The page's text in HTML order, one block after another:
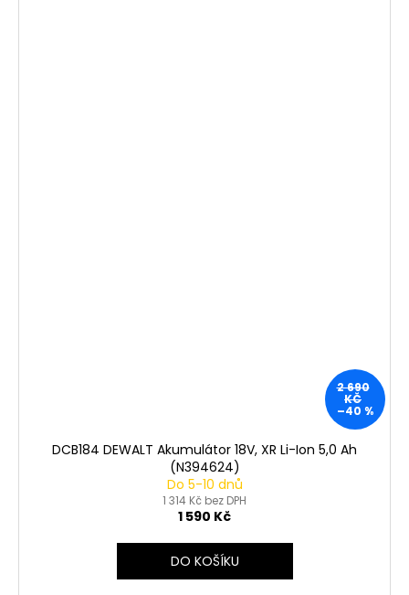
2 690
KČ
–40 %
DCB184 DEWALT Akumulátor 18V, XR Li-Ion 5,0 Ah
(N394624)
Do 5-10 dnů
1 314 Kč bez DPH
1 590 Kč
DO KOŠÍKU